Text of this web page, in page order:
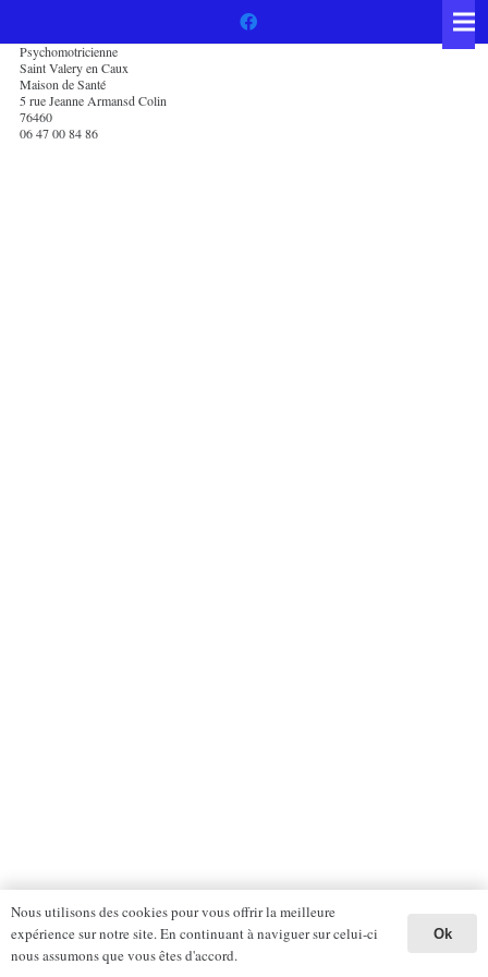
Psychomotricienne
Saint Valery en Caux
Maison de Santé
5 rue Jeanne Armansd Colin
76460
06 47 00 84 86
Nous utilisons des cookies pour vous offrir la meilleure
expérience sur notre site. En continuant à naviguer sur celui-ci
nous assumons que vous êtes d'accord.
Ok